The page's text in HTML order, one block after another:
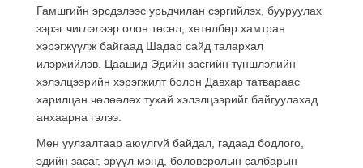
Гамшгийн эрсдэлээс урьдчилан сэргийлэх, бууруулах
зэрэг чиглэлээр олон төсөл, хөтөлбөр хамтран
хэрэгжүүлж байгаад Шадар сайд талархал
илэрхийлэв. Цаашид Эдийн засгийн түншлэлийн
хэлэлцээрийн хэрэгжилт болон Давхар татвараас
харилцан чөлөөлөх тухай хэлэлцээрийг байгуулахад
анхаарна гэлээ.
Мөн уулзалтаар аюулгүй байдал, гадаад бодлого,
эдийн засаг, эрүүл мэнд, боловсролын салбарын